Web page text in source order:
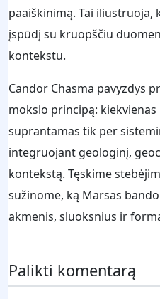
paaiškinimą. Tai
įspūdį su kruopščiu
kontekstu.
Candor Chasma pavyzdys
mokslo principą:
suprantamas tik per
integruojant geologinį,
kontekstą. Tęskime
sužinome, ką Marsas
akmenis, sluoksnius ir
Palikti komentarą